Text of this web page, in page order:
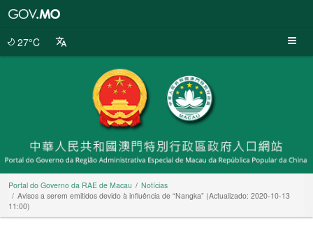
27°C
Portal do Governo da RAE de Macau
Notícias
Avisos a serem emitidos devido à influência de “Nangka” (Actualizado: 2020-10-13
11:00)